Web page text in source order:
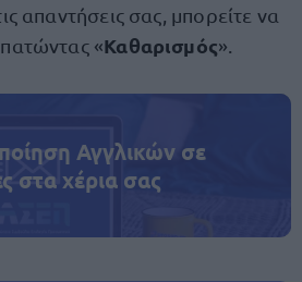
απαντήσεις σας, μπορείτε να
«Καθαρισμός».
Αγγλικών σε
στα χέρια σας